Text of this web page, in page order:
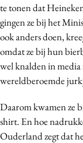
Design
Digital
Diversiteit
Effectiviteit
Gedragsverandering
Interne
Martech
te tonen dat
gingen ze bij het
ook anders doen,
omdat ze bij hun
wel knalden in media
wereldberoemde
Daarom kwamen ze
shirt. En hoe
Ouderland zegt dat